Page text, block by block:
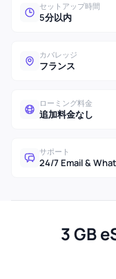
セットアップ時間
5分以内
カバレッジ
フランス
ローミング料金
追加料金なし
サポート
24/7 Email &
3 GB